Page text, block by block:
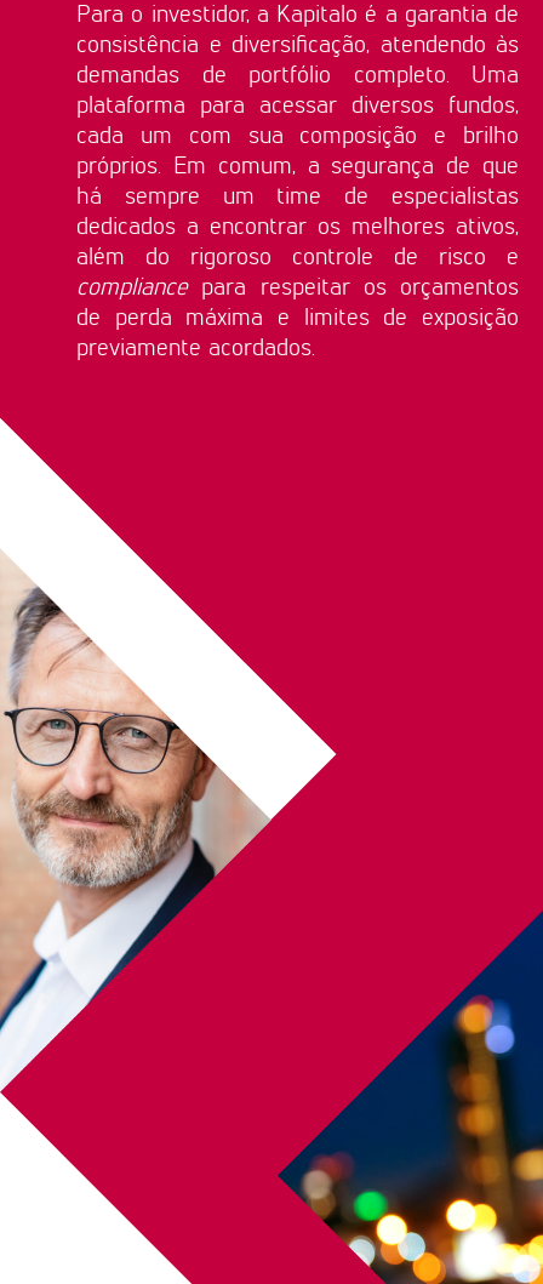
Para o investidor, a Kapitalo é a garantia de
consistência e diversificação, atendendo às
demandas de portfólio completo. Uma
plataforma para acessar diversos fundos,
cada um com sua composição e brilho
próprios. Em comum, a segurança de que
há sempre um time de especialistas
dedicados a encontrar os melhores ativos,
além do rigoroso controle de risco e
compliancepara respeitar os orçamentos
de perda máxima e limites de exposição
previamente acordados.